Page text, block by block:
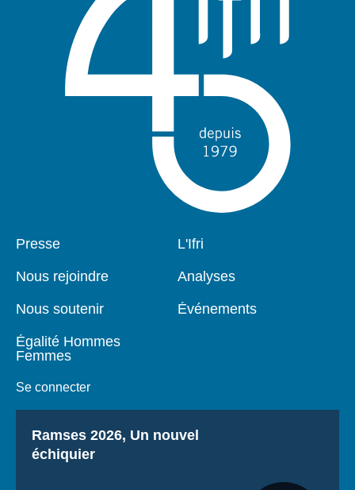
Pied
Presse
Nous rejoindre
Nous soutenir
Égalité Hommes
Femmes
Se connecter
Navigation
L'Ifri
Analyses
Événements
Titre
Ramses 2026, Un nouvel
échiquier